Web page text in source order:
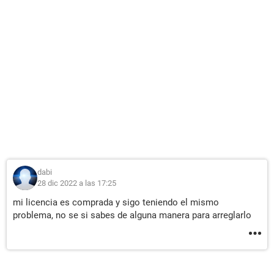
dabi
28 dic 2022 a las 17:25
mi licencia es comprada y sigo teniendo el mismo
problema, no se si sabes de alguna manera para arreglarlo